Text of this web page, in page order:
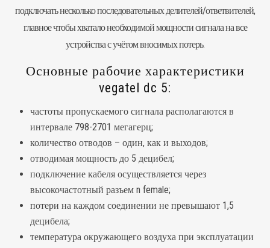
подключать несколько последовательных делителей/ответвителей,
главное чтобы хватало необходимой мощности сигнала на все
устройства с учётом вносимых потерь.
Основные рабочие характеристики
vegatel dc 5:
частоты пропускаемого сигнала располагаются в
интервале 798-2701 мегагерц;
количество отводов – один, как и выходов;
отводимая мощность до 5 децибел;
подключение кабеля осуществляется через
высокочастотный разъем n female;
потери на каждом соединении не превышают 1,5
децибела;
температура окружающего воздуха при эксплуатации